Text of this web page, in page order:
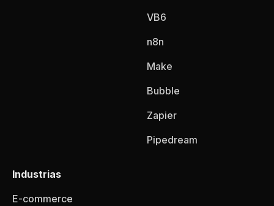
VB6
n8n
Make
Bubble
Zapier
Pipedream
Industrias
E-commerce